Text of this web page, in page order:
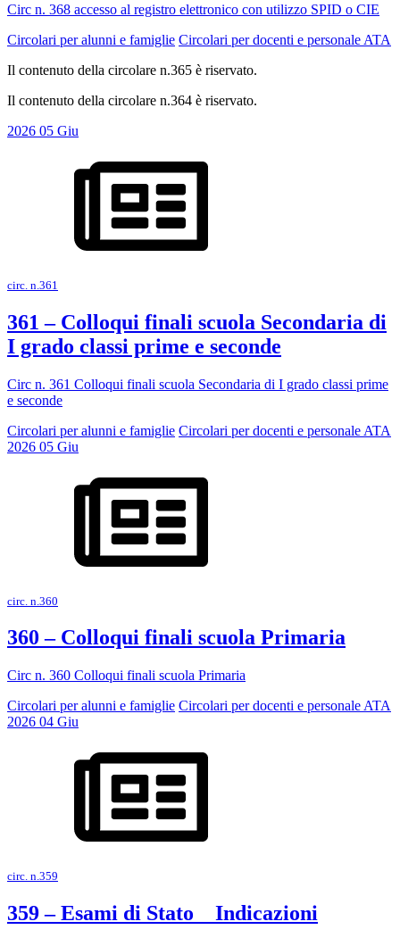
Circ n. 368 accesso al registro elettronico con utilizzo SPID o CIE
Circolari per alunni e famiglie Circolari per docenti e personale ATA
Il contenuto della circolare n.365 è riservato.
Il contenuto della circolare n.364 è riservato.
2026 05 Giu
circ. n.361
361 – Colloqui finali scuola Secondaria di
I grado classi prime e seconde
Circ n. 361 Colloqui finali scuola Secondaria di I grado classi prime
e seconde
Circolari per alunni e famiglie Circolari per docenti e personale ATA
2026 05 Giu
circ. n.360
360 – Colloqui finali scuola Primaria
Circ n. 360 Colloqui finali scuola Primaria
Circolari per alunni e famiglie Circolari per docenti e personale ATA
2026 04 Giu
circ. n.359
359 – Esami di Stato _ Indicazioni